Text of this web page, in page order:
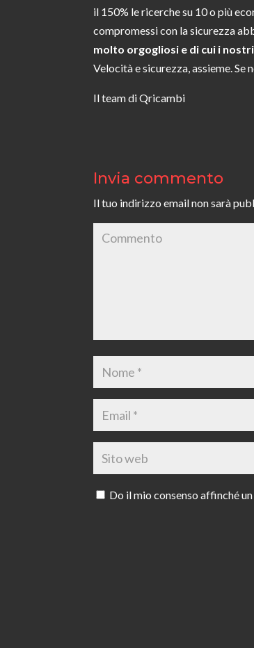
il 150% le ricerche su 10 o più
compromessi con la sicurezza
molto orgogliosi e di cui i
Velocità e sicurezza, assieme.
Il team di Qricambi
Invia commento
Il tuo indirizzo email non sarà
Do il mio consenso affinché